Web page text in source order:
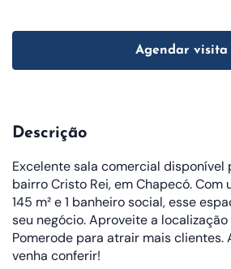
Agendar visita
Descrição
Excelente sala comercial disponível
bairro Cristo Rei, em Chapecó. Com
145 m² e 1 banheiro social, esse
seu negócio. Aproveite a
Pomerode para atrair mais clientes.
venha conferir!